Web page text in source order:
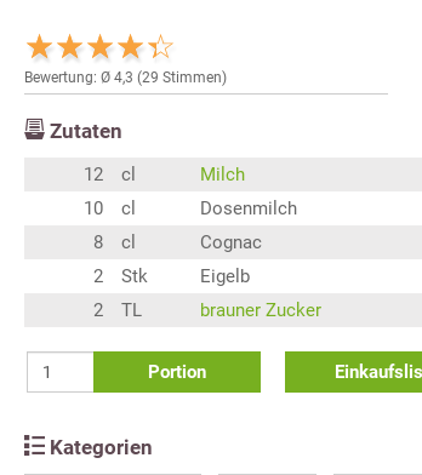
Bewertung: Ø 4,3 (29 Stimmen)
Zutaten
12 cl
Milch
10
cl
Dosenmilch
8
cl
Cognac
2
Stk
Eigelb
2
TL brauner Zucker
Portion
Kategorien